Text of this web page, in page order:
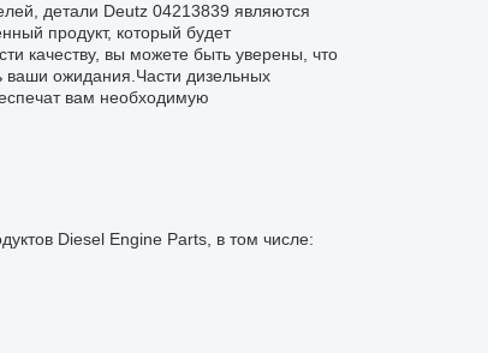
детали Deutz 04213839 являются
продукт, который будет
качеству, вы можете быть уверены, что
ваши ожидания.Части дизельных
вам необходимую
Diesel Engine Parts, в том числе: